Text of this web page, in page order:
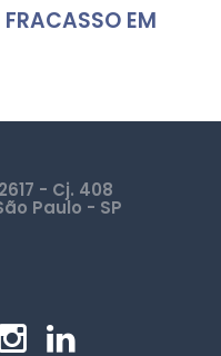
EM
- Cj. 408
Paulo - SP